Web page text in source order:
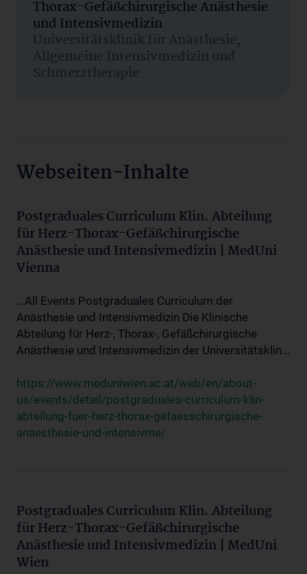
Thorax-Gefäßchirurgische Anästhesie
und Intensivmedizin
Universitätsklinik für Anästhesie,
Allgemeine Intensivmedizin und
Schmerztherapie
Webseiten-Inhalte
Postgraduales Curriculum Klin. Abteilung
für Herz-Thorax-Gefäßchirurgische
Anästhesie und Intensivmedizin | MedUni
Vienna
...All Events Postgraduales Curriculum der
Anästhesie und Intensivmedizin Die Klinische
Abteilung für Herz-, Thorax-, Gefäßchirurgische
Anästhesie und Intensivmedizin der Universitätsklin...
https://www.meduniwien.ac.at/web/en/about-
us/events/detail/postgraduales-curriculum-klin-
abteilung-fuer-herz-thorax-gefaesschirurgische-
anaesthesie-und-intensivme/
Postgraduales Curriculum Klin. Abteilung
für Herz-Thorax-Gefäßchirurgische
Anästhesie und Intensivmedizin | MedUni
Wien